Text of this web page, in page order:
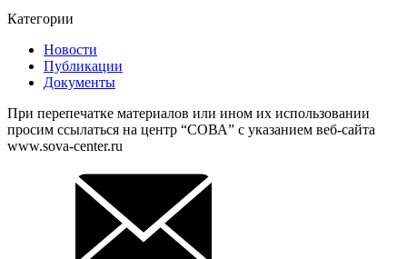
Категории
Новости
Публикации
Документы
При перепечатке материалов или ином их использовании
просим ссылаться на центр “СОВА” с указанием веб-сайта
www.sova-center.ru